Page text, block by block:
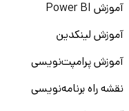
آموزش Power BI
آموزش لینکدین
آموزش پرامپت‌نویسی
نقشه راه برنامه‌نویسی